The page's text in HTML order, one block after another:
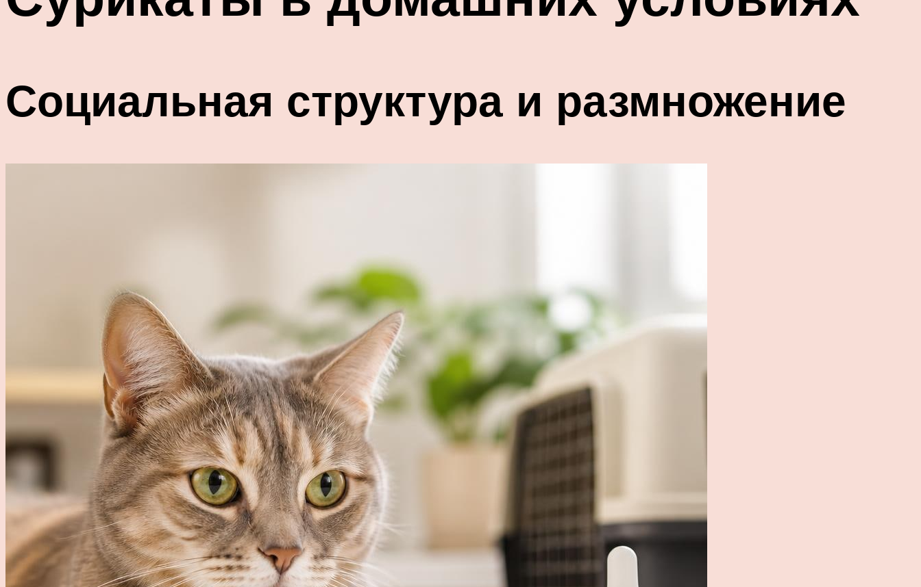
Социальная структура и размножение